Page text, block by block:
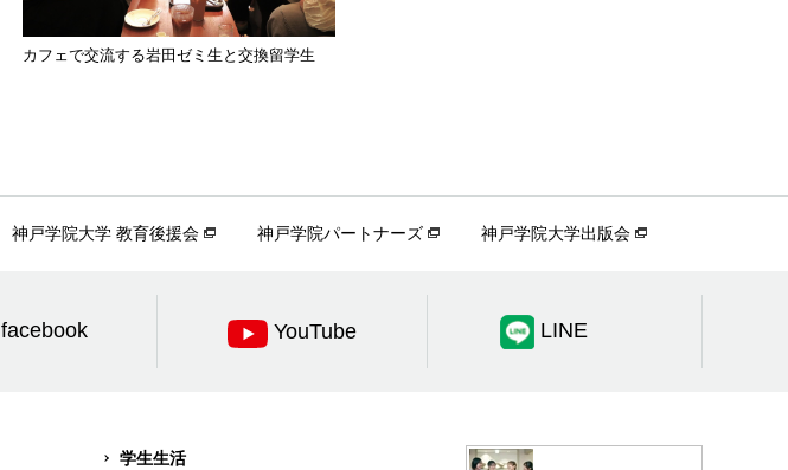
カフェで交流する岩田ゼミ生と交換留学生
神戸学院大学 教育後援会 神戸学院パートナーズ 神戸学院大学出版会
facebook YouTube LINE
学生生活